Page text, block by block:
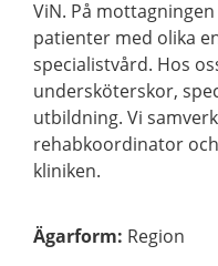
ViN. På
patienter med olika
specialistvård. Hos
undersköterskor,
utbildning. Vi
rehabkoordinator
kliniken.
Ägarform: Region